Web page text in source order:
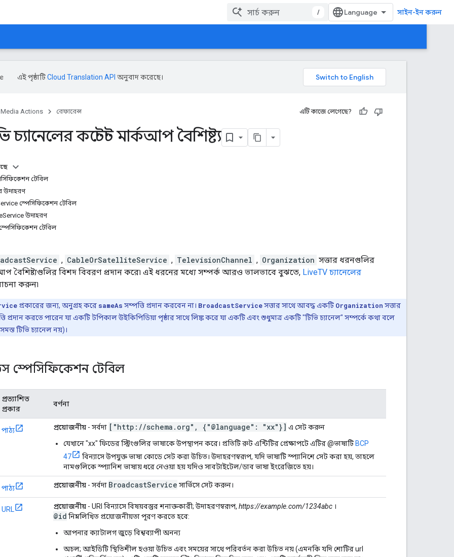
/ সাইন-ইন করুন
এই পৃষ্ঠাটিCloud Translation API অনুবাদ করেছে।
Media Actions রেফারেন্স এটি কাজে লেগেছে?
চ্যানেলের কন্টেন্ট মার্কআপ বৈশিষ্ট্য
টেবিল
উদাহরণ
স্পেসিফিকেশন টেবিল
উদাহরণ
স্পেসিফিকেশন টেবিল
, CableOrSatelliteService , TelevisionChannel , Organization সত্তার ধরনগুলির
বৈশিষ্ট্যগুলির বিশদ বিবরণ প্রদান করে৷ এই ধরনের মধ্যে সম্পর্ক আরও ভালভাবে বুঝতে, LiveTV চ্যানেলের
করুন৷
প্রকারের জন্য, অনুগ্রহ করে sameAs সম্পত্তি প্রদান করবেন না। BroadcastServiceসত্তার সাথে আবদ্ধ একটি Organization সত্তার
প্রদান করতে পারেন যা একটি টপিকাল উইকিপিডিয়া পৃষ্ঠার সাথে লিঙ্ক করে যা একটি এবং শুধুমাত্র একটি "টিভি চ্যানেল" সম্পর্কে কথা বলে
সমস্ত টিভি চ্যানেল নয়)।
স্পেসিফিকেশন টেবিল
প্রত্যাশিত
প্রকার
বর্ণনা
পাঠ্য প্রয়োজনীয় - সর্বদা ["http: //schema . org" , {"@language": "xx"}] এ সেট করুন
যেখানে "xx" ফিডের স্ট্রিংগুলির ভাষাকে উপস্থাপন করে। প্রতিটি রুট এন্টিটির প্রেক্ষাপটে এটির @ভাষাটি BCP
47
বিন্যাসে উপযুক্ত ভাষা কোডে সেট করা উচিত। উদাহরণস্বরূপ, যদি ভাষাটি স্প্যানিশে সেট করা হয়, তাহলে
নামগুলিকে স্প্যানিশ ভাষায় ধরে নেওয়া হয় যদিও সাবটাইটেল/ডাব ভাষা ইংরেজিতে হয়।
পাঠ্য প্রয়োজনীয় - সর্বদা BroadcastService সার্ভিসে সেট করুন।
URL প্রয়োজনীয় - URI বিন্যাসে বিষয়বস্তুর শনাক্তকারী; উদাহরণস্বরূপ, https://example.com/1234abc ।
@id নিম্নলিখিত প্রয়োজনীয়তা পূরণ করতে হবে:
আপনার ক্যাটালগ জুড়ে বিশ্বব্যাপী অনন্য
অচল; আইডিটি স্থিতিশীল হওয়া উচিত এবং সময়ের সাথে পরিবর্তন করা উচিত নয় (এমনকি যদি শোটির url